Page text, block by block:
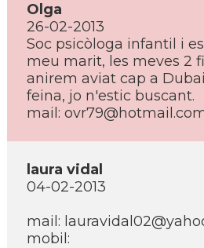
Olga
26-02-2013
Soc psicòloga infantil i
meu marit, les meves 2
anirem aviat cap a
feina, jo n'estic buscant.
mail:
laura vidal
04-02-2013
mail:
mobil: